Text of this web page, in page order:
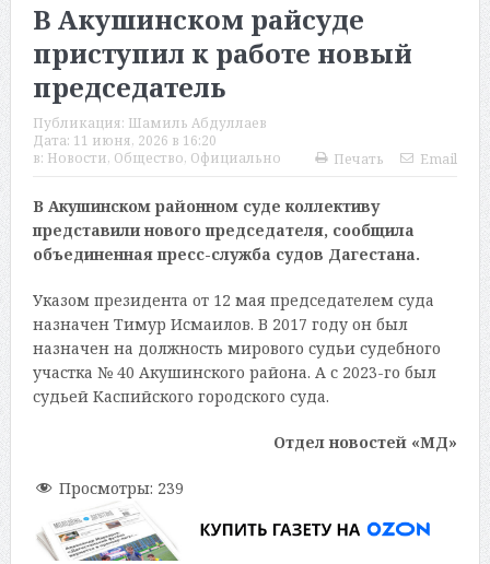
В Акушинском райсуде
приступил к работе новый
председатель
Публикация: Шамиль Абдуллаев
Дата: 11 июня, 2026 в 16:20
в: Новости, Общество, Официально Печать Email
В Акушинском районном суде коллективу
представили нового председателя, сообщила
объединенная пресс-служба судов Дагестана.
Указом президента от 12 мая председателем суда
назначен Тимур Исмаилов. В 2017 году он был
назначен на должность мирового судьи судебного
участка № 40 Акушинского района. А с 2023-го был
судьей Каспийского городского суда.
Отдел новостей «МД»
Просмотры: 239